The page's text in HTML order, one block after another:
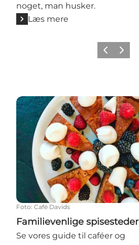
noget, man husker.
Læs mere
ForrigeNæste
Familievenlige spisesteder
Foto: Café Davids
Familievenlige spisesteder
Se vores guide til caféer og